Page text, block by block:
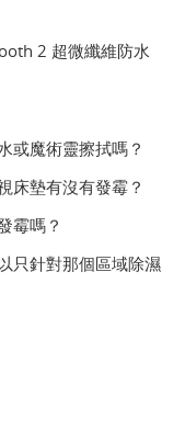
2 超微纖維防水
或魔術靈擦拭嗎？
床墊有沒有發霉？
霉嗎？
只針對那個區域除濕